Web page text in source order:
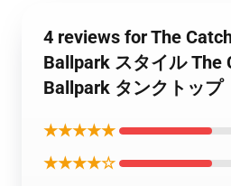
4 reviews for The
Ballpark スタイル The
Ballpark タンクトップ
★★★★★
★★★★☆